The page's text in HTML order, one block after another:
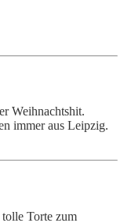
Weihnachtshit.
immer aus Leipzig.
Torte zum